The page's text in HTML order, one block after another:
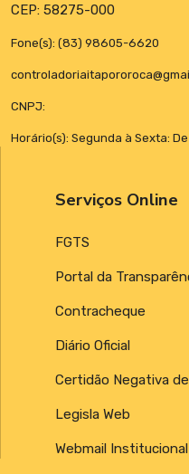
CEP: 58275-000
Fone(s): (83) 98605-6620
CNPJ:
Horário(s): Segunda à Sexta:
Serviços Online
FGTS
Portal da
Contracheque
Diário Oficial
Certidão Negativa
Legisla Web
Webmail Institucional